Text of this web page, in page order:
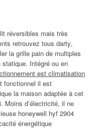
réversibles mais très
retrouvez tous darty,
la grille pain de multiples
Intégré ou en
est climatisation
fonctionnel il est
la maison adaptée à cet
Moins d’électricité, il ne
honeywell hyf 2904
énergétique